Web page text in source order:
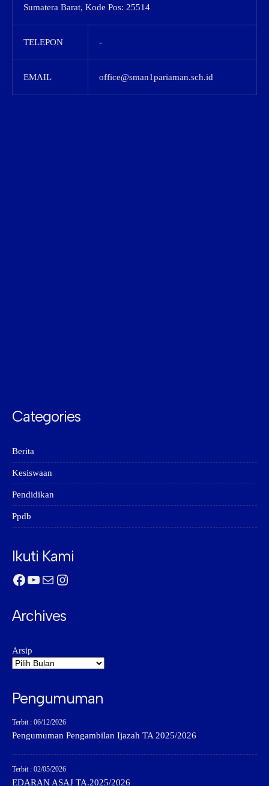
Sumatera Barat, Kode Pos: 25514
TELEPON -
EMAIL office@sman1pariaman.sch.id
Categories
Berita
Kesiswaan
Pendidikan
Ppdb
Ikuti Kami
Facebook
YouTube
MailInstagram
Archives
Arsip
Pengumuman
Terbit : 06/12/2026
Pengumuman Pengambilan Ijazah TA 2025/2026
Terbit : 02/05/2026
EDARAN ASAJ TA.2025/2026